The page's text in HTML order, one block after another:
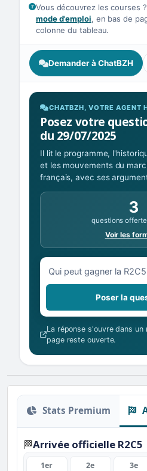
Vous découvrez les courses ?
mode d'emploi, en bas de
colonne du tableau.
Demander à ChatBZH
CHATBZH, VOTRE AGENT
Posez votre
du 29/07/2025
Il lit le programme,
et les mouvements du
français, avec ses
3
questions
Voir les
Votre question sur la
Poser la
La réponse s'ouvre dans
page reste ouverte.
Stats Premium
🏁Arrivée officielle R2C5
1er 2e 3e